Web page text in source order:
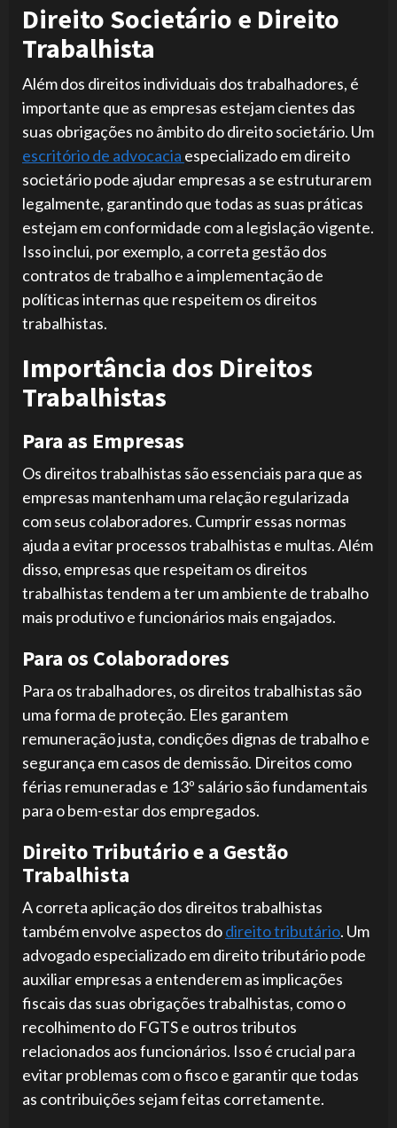
Direito Societário e Direito
Trabalhista
Além dos direitos individuais dos trabalhadores, é
importante que as empresas estejam cientes das
suas obrigações no âmbito do direito societário. Um
escritório de advocacia especializado em direito
societário pode ajudar empresas a se estruturarem
legalmente, garantindo que todas as suas práticas
estejam em conformidade com a legislação vigente.
Isso inclui, por exemplo, a correta gestão dos
contratos de trabalho e a implementação de
políticas internas que respeitem os direitos
trabalhistas.
Importância dos Direitos
Trabalhistas
Para as Empresas
Os direitos trabalhistas são essenciais para que as
empresas mantenham uma relação regularizada
com seus colaboradores. Cumprir essas normas
ajuda a evitar processos trabalhistas e multas. Além
disso, empresas que respeitam os direitos
trabalhistas tendem a ter um ambiente de trabalho
mais produtivo e funcionários mais engajados.
Para os Colaboradores
Para os trabalhadores, os direitos trabalhistas são
uma forma de proteção. Eles garantem
remuneração justa, condições dignas de trabalho e
segurança em casos de demissão. Direitos como
férias remuneradas e 13º salário são fundamentais
para o bem-estar dos empregados.
Direito Tributário e a Gestão
Trabalhista
A correta aplicação dos direitos trabalhistas
também envolve aspectos dodireito tributário. Um
advogado especializado em direito tributário pode
auxiliar empresas a entenderem as implicações
fiscais das suas obrigações trabalhistas, como o
recolhimento do FGTS e outros tributos
relacionados aos funcionários. Isso é crucial para
evitar problemas com o fisco e garantir que todas
as contribuições sejam feitas corretamente.